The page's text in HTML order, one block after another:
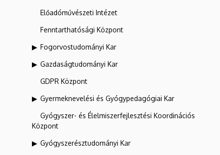
Előadóművészeti Intézet
Fenntarthatósági Központ
Fogorvostudományi Kar
Gazdaságtudományi Kar
GDPR Központ
Gyermeknevelési és Gyógypedagógiai Kar
Gyógyszer- és Élelmiszerfejlesztési Koordinációs
Központ
Gyógyszerésztudományi Kar